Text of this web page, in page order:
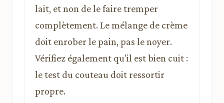
lait, et non de le faire tremper
complètement. Le mélange de crème
doit enrober le pain, pas le noyer.
Vérifiez également qu'il est bien cuit :
le test du couteau doit ressortir
propre.